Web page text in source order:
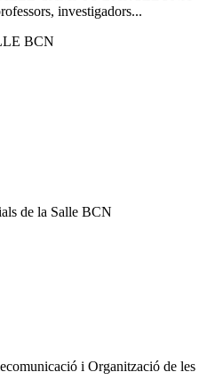
investigadors...
BCN
de la Salle BCN